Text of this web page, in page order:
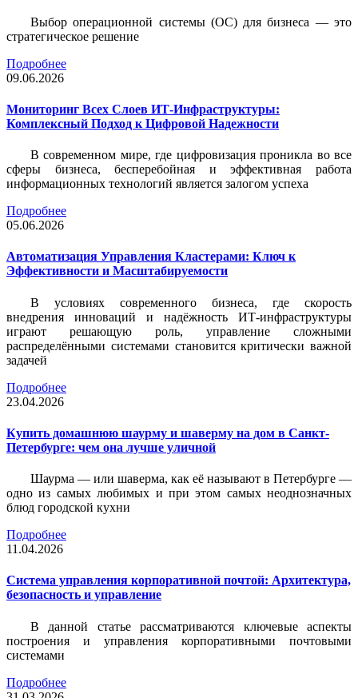
Выбор операционной системы (ОС) для бизнеса — это
стратегическое решение
Подробнее
09.06.2026
Мониторинг Всех Слоев ИТ-Инфраструктуры:
Комплексный Подход к Цифровой Надежности
В современном мире, где цифровизация проникла во все
сферы бизнеса, бесперебойная и эффективная работа
информационных технологий является залогом успеха
Подробнее
05.06.2026
Автоматизация Управления Кластерами: Ключ к
Эффективности и Масштабируемости
В условиях современного бизнеса, где скорость
внедрения инноваций и надёжность ИТ-инфраструктуры
играют решающую роль, управление сложными
распределёнными системами становится критически важной
задачей
Подробнее
23.04.2026
Купить домашнюю шаурму и шаверму на дом в Санкт-
Петербурге: чем она лучше уличной
Шаурма — или шаверма, как её называют в Петербурге —
одно из самых любимых и при этом самых неоднозначных
блюд городской кухни
Подробнее
11.04.2026
Система управления корпоративной почтой: Архитектура,
безопасность и управление
В данной статье рассматриваются ключевые аспекты
построения и управления корпоративными почтовыми
системами
Подробнее